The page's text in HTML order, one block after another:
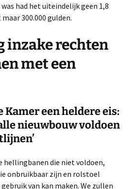
had het uiteindelijk geen 1,8
300.000 gulden.
inzake rechten
met een
Kamer een heldere eis:
nieuwbouw voldoen
hellingbanen die niet voldoen,
onbruikbaar zijn en rolstoel
van kan maken. We zullen